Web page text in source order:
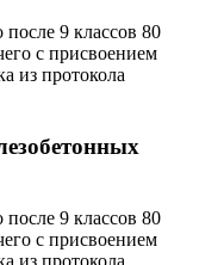
9 классов 80
с присвоением
из протокола
9 классов 80
с присвоением